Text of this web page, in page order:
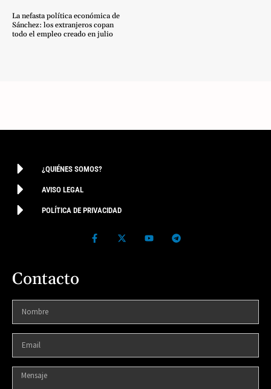
La nefasta política económica de
Sánchez: los extranjeros copan
todo el empleo creado en julio
¿QUIÉNES SOMOS?
AVISO LEGAL
POLÍTICA DE PRIVACIDAD
Contacto